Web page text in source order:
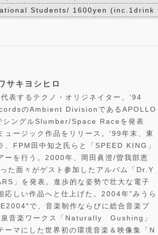
Students/ 1600yen (inc.1drink
キヨシヒロ
表するテクノ・オリジネイター。’94
のAmbient DivisionであるAPOLLO
ングルSlumber/Space Raceを発表
ュージック作品をリリース。’99年末、東
、FPM田中知之氏らと「SPEED KING」
ーを行う。2000年、岡田眞澄/曽我部恵
た面々がゲスト参加したアルバム「Dr.Y
」を発表。進歩的な姿勢で壮大な電子
応しい作品へと仕上げた。2004年”みうら
で、音楽制作ならびに総合音楽プ
泉音楽ワークス「Naturally Gushing」
ーマにした世界初の環境音楽＆映像集「N